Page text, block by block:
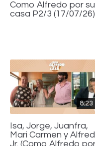
Como Alfredo por su
casa P2/3 (17/07/26)
8:23
Isa, Jorge, Juanfra,
Mari Carmen y
Jr. (Como Alfredo